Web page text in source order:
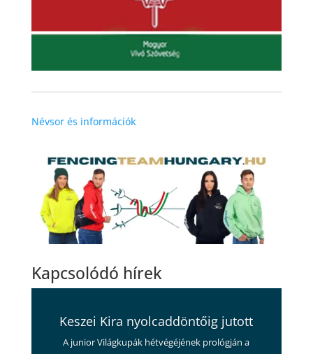
Névsor és információk
Kapcsolódó hírek
Keszei Kira nyolcaddöntőig jutott
A junior Világkupák hétvégéjének prológján a